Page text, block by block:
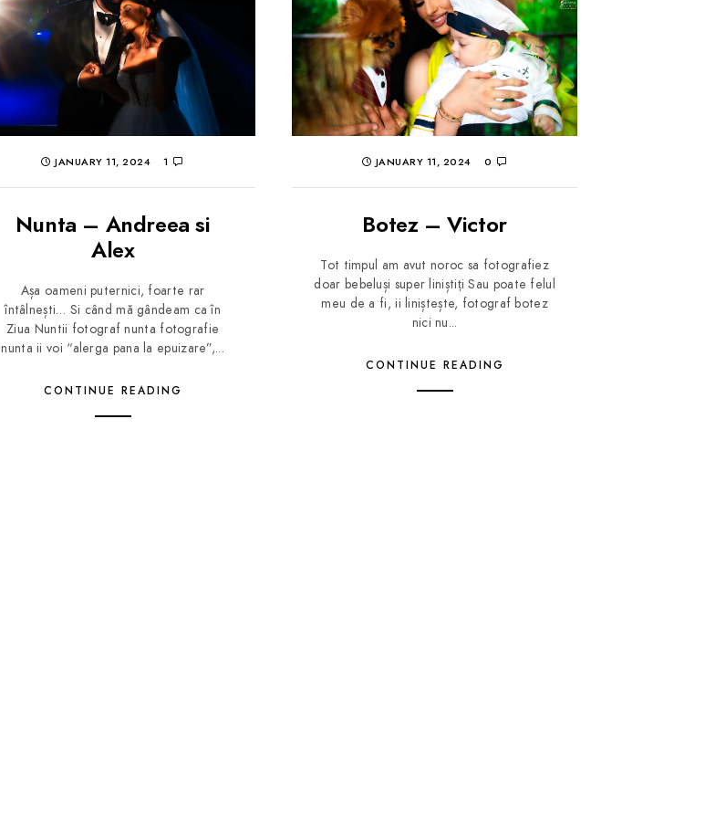
JANUARY 11, 2024 1
Nunta – Andreea si
Alex
Așa oameni puternici, foarte rar
întâlnești… Si când mă gândeam ca în
Ziua Nuntii fotograf nunta fotografie
nunta ii voi “alerga pana la epuizare”,...
CONTINUE READING
JANUARY 11, 2024 0
Botez – Victor
Tot timpul am avut noroc sa fotografiez
doar bebeluși super liniștiți Sau poate felul
meu de a fi, ii liniștește, fotograf botez
nici nu...
CONTINUE READING